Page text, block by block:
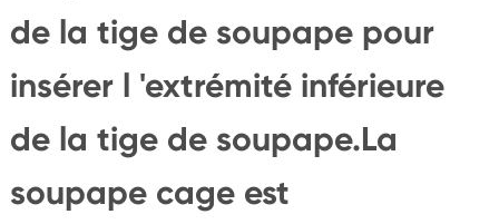
de la tige de soupape pour
insérer l 'extrémité inférieure
de la tige de soupape.La
soupape cage est